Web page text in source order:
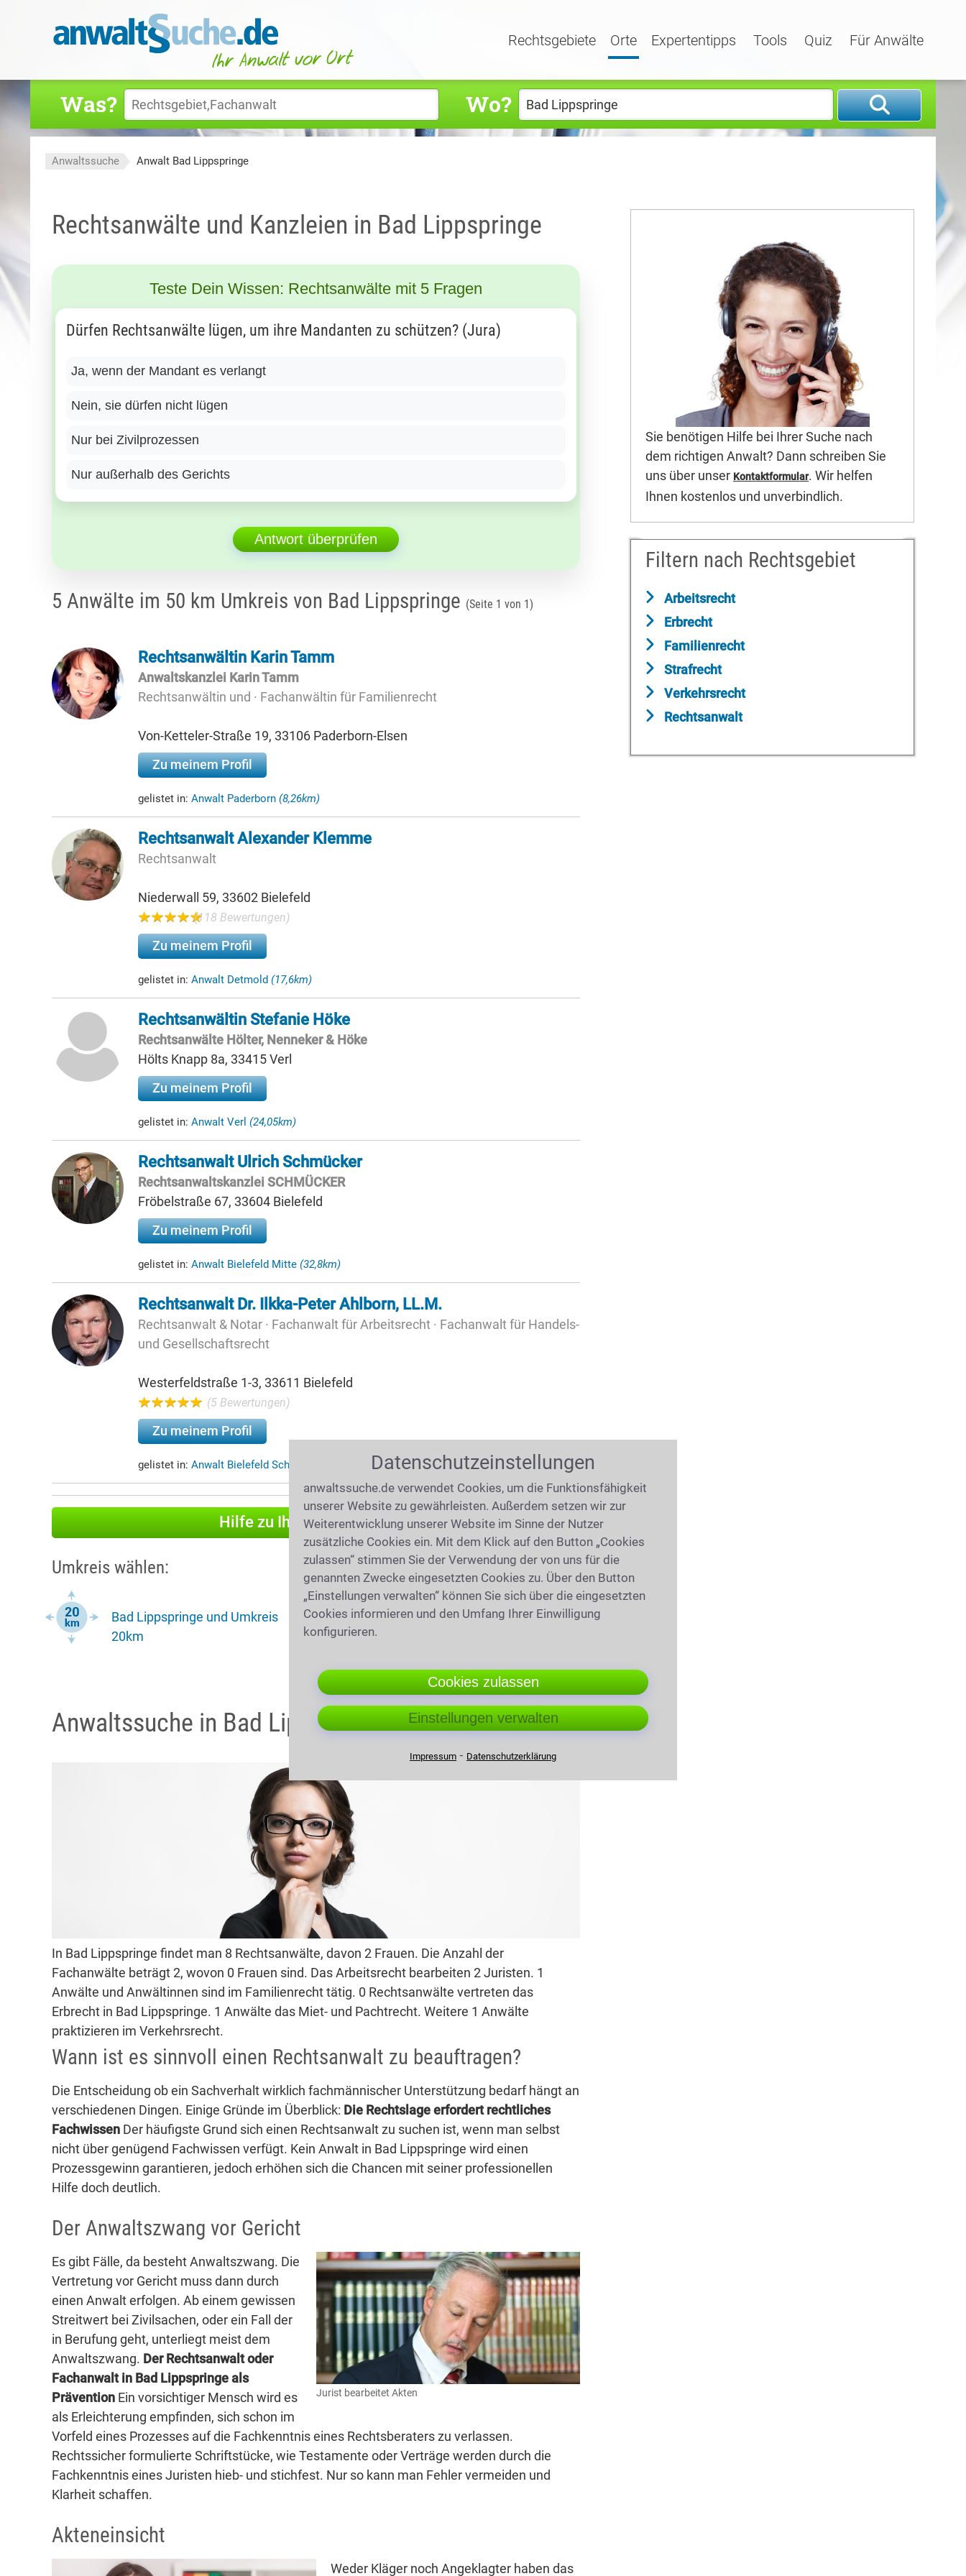
Rechtsgebiete Orte Expertentipps Tools Quiz Für Anwälte
Was? Wo?
Anwaltssuche Anwalt Bad Lippspringe
Rechtsanwälte und Kanzleien in Bad Lippspringe
Teste Dein Wissen: Rechtsanwälte mit 5 Fragen
Dürfen Rechtsanwälte lügen, um ihre Mandanten zu schützen? (Jura)
Ja, wenn der Mandant es verlangt
Nein, sie dürfen nicht lügen
Nur bei Zivilprozessen
Nur außerhalb des Gerichts
Antwort überprüfen
5 Anwälte im 50 km Umkreis von Bad Lippspringe (Seite 1 von 1)
Rechtsanwältin Karin Tamm
Anwaltskanzlei Karin Tamm
Rechtsanwältin und · Fachanwältin für Familienrecht
Von-Ketteler-Straße 19, 33106 Paderborn-Elsen
Zu meinem Profil
gelistet in: Anwalt Paderborn (8,26km)
Rechtsanwalt Alexander Klemme
Rechtsanwalt
Niederwall 59, 33602 Bielefeld
(118 Bewertungen)
Zu meinem Profil
gelistet in: Anwalt Detmold (17,6km)
Rechtsanwältin Stefanie Höke
Rechtsanwälte Hölter, Nenneker & Höke
Hölts Knapp 8a, 33415 Verl
Zu meinem Profil
gelistet in: Anwalt Verl (24,05km)
Rechtsanwalt Ulrich Schmücker
Rechtsanwaltskanzlei SCHMÜCKER
Fröbelstraße 67, 33604 Bielefeld
Zu meinem Profil
gelistet in: Anwalt Bielefeld Mitte (32,8km)
Rechtsanwalt Dr. Ilkka-Peter Ahlborn, LL.M.
Rechtsanwalt & Notar · Fachanwalt für Arbeitsrecht · Fachanwalt für Handels-
und Gesellschaftsrecht
Westerfeldstraße 1-3, 33611 Bielefeld
(5 Bewertungen)
Zu meinem Profil
gelistet in: Anwalt Bielefeld Schildesche (35,35km)
Hilfe zu Ihrer Anwaltsuche?
Umkreis wählen:
Bad Lippspringe und Umkreis
20km
Bad Lippspringe und Umkreis
Anwaltssuche in Bad Lippspringe
In Bad Lippspringe findet man 8 Rechtsanwälte, davon 2 Frauen. Die Anzahl der
Fachanwälte beträgt 2, wovon 0 Frauen sind. Das Arbeitsrecht bearbeiten 2 Juristen. 1
Anwälte und Anwältinnen sind im Familienrecht tätig. 0 Rechtsanwälte vertreten das
Erbrecht in Bad Lippspringe. 1 Anwälte das Miet- und Pachtrecht. Weitere 1 Anwälte
praktizieren im Verkehrsrecht.
Wann ist es sinnvoll einen Rechtsanwalt zu beauftragen?
Die Entscheidung ob ein Sachverhalt wirklich fachmännischer Unterstützung bedarf hängt an
verschiedenen Dingen. Einige Gründe im Überblick: Die Rechtslage erfordert rechtliches
Fachwissen Der häufigste Grund sich einen Rechtsanwalt zu suchen ist, wenn man selbst
nicht über genügend Fachwissen verfügt. Kein Anwalt in Bad Lippspringe wird einen
Prozessgewinn garantieren, jedoch erhöhen sich die Chancen mit seiner professionellen
Hilfe doch deutlich.
Der Anwaltszwang vor Gericht
Jurist bearbeitet Akten
Es gibt Fälle, da besteht Anwaltszwang. Die
Vertretung vor Gericht muss dann durch
einen Anwalt erfolgen. Ab einem gewissen
Streitwert bei Zivilsachen, oder ein Fall der
in Berufung geht, unterliegt meist dem
Anwaltszwang. Der Rechtsanwalt oder
Fachanwalt in Bad Lippspringe als
Prävention Ein vorsichtiger Mensch wird es
als Erleichterung empfinden, sich schon im
Vorfeld eines Prozesses auf die Fachkenntnis eines Rechtsberaters zu verlassen.
Rechtssicher formulierte Schriftstücke, wie Testamente oder Verträge werden durch die
Fachkenntnis eines Juristen hieb- und stichfest. Nur so kann man Fehler vermeiden und
Klarheit schaffen.
Akteneinsicht
Weder Kläger noch Angeklagter haben das
Sie benötigen Hilfe bei Ihrer Suche nach
dem richtigen Anwalt? Dann schreiben Sie
uns über unser Kontaktformular. Wir helfen
Ihnen kostenlos und unverbindlich.
Filtern nach Rechtsgebiet
Arbeitsrecht
Erbrecht
Familienrecht
Strafrecht
Verkehrsrecht
Rechtsanwalt
Datenschutzeinstellungen
anwaltssuche.de verwendet Cookies, um die Funktionsfähigkeit
unserer Website zu gewährleisten. Außerdem setzen wir zur
Weiterentwicklung unserer Website im Sinne der Nutzer
zusätzliche Cookies ein. Mit dem Klick auf den Button „Cookies
zulassen“ stimmen Sie der Verwendung der von uns für die
genannten Zwecke eingesetzten Cookies zu. Über den Button
„Einstellungen verwalten“ können Sie sich über die eingesetzten
Cookies informieren und den Umfang Ihrer Einwilligung
konfigurieren.
Cookies zulassen
Einstellungen verwalten
Impressum ⁃ Datenschutzerklärung